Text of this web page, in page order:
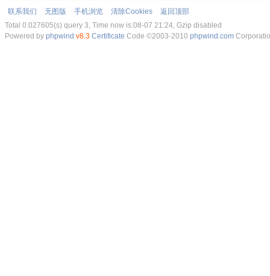
联系我们 无图版 手机浏览 清除Cookies
返回顶部
Total 0.027605(s) query 3, Time now is:08-07 21:24, Gzip disabled
Powered by phpwind v8.3 Certificate Code ©2003-2010 phpwind.com